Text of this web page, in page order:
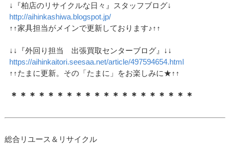
↓『柏店のリサイクルな日々』スタッフブログ↓
http://aihinkashiwa.blogspot.jp/
↑↑家具担当がメインで更新しております♪↑↑
↓↓『外回り担当 出張買取センターブログ』↓↓
https://aihinkaitori.seesaa.net/article/497594654.html
↑↑たまに更新。その「たまに」をお楽しみに★↑↑
＊＊＊＊＊＊＊＊＊＊＊＊＊＊＊＊＊＊＊＊
総合リユース＆リサイクル